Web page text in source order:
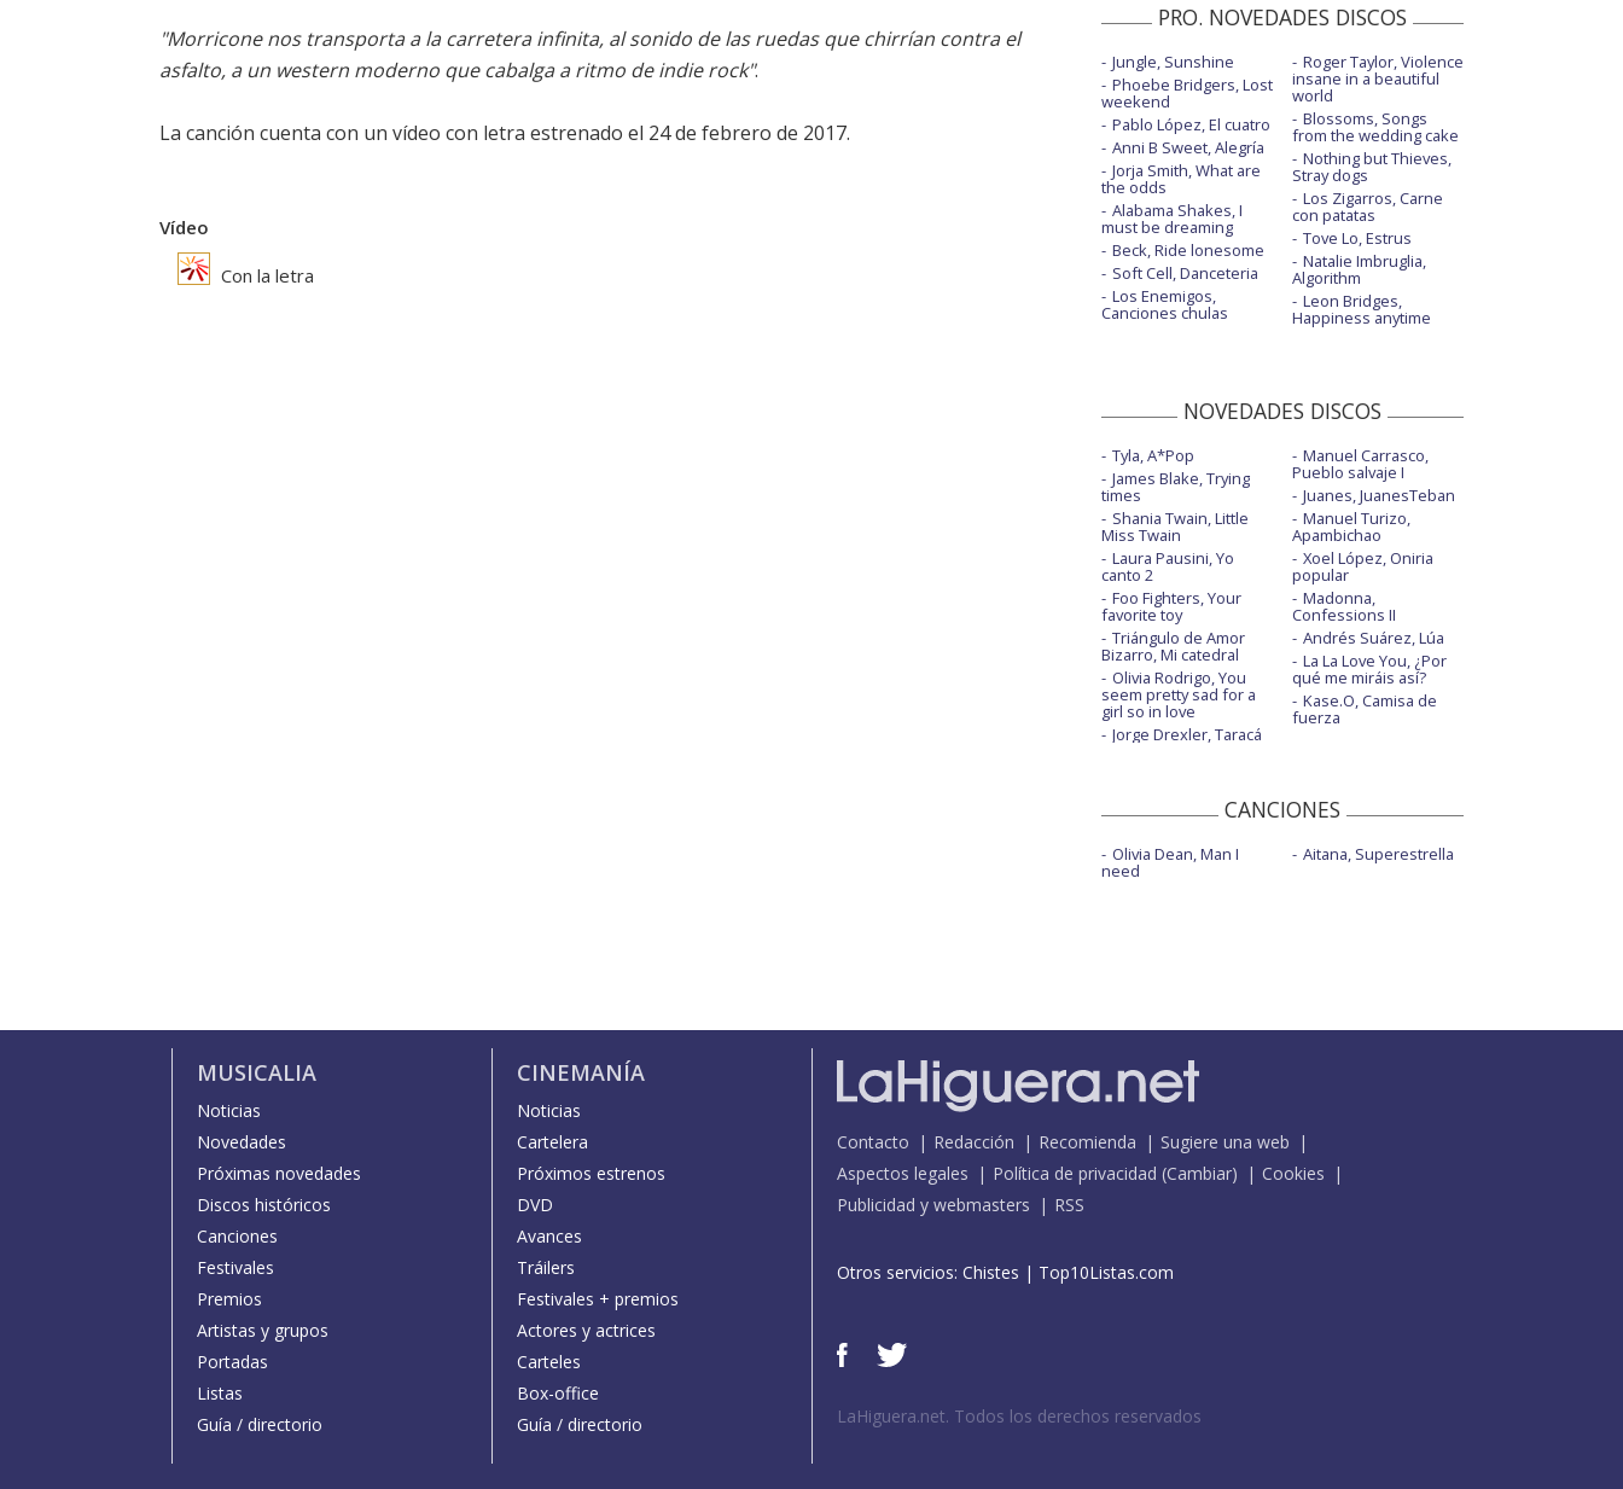
"Morricone nos transporta a la carretera infinita, al sonido de las ruedas que chirrían contra el
asfalto, a un western moderno que cabalga a ritmo de indie rock".
La canción cuenta con un vídeo con letra estrenado el 24 de febrero de 2017.
Vídeo
Con la letra
PRO. NOVEDADES DISCOS
Jungle, Sunshine
Phoebe Bridgers, Lost
weekend
Pablo López, El cuatro
Anni B Sweet, Alegría
Jorja Smith, What are
the odds
Alabama Shakes, I
must be dreaming
Beck, Ride lonesome
Soft Cell, Danceteria
Los Enemigos,
Canciones chulas
Roger Taylor, Violence
insane in a beautiful
world
Blossoms, Songs
from the wedding cake
Nothing but Thieves,
Stray dogs
Los Zigarros, Carne
con patatas
Tove Lo, Estrus
Natalie Imbruglia,
Algorithm
Leon Bridges,
Happiness anytime
NOVEDADES DISCOS
Tyla, A*Pop
James Blake, Trying
times
Shania Twain, Little
Miss Twain
Laura Pausini, Yo
canto 2
Foo Fighters, Your
favorite toy
Triángulo de Amor
Bizarro, Mi catedral
Olivia Rodrigo, You
seem pretty sad for a
girl so in love
Jorge Drexler, Taracá
Manuel Carrasco,
Pueblo salvaje I
Juanes, JuanesTeban
Manuel Turizo,
Apambichao
Xoel López, Oniria
popular
Madonna,
Confessions II
Andrés Suárez, Lúa
La La Love You, ¿Por
qué me miráis así?
Kase.O, Camisa de
fuerza
CANCIONES
Olivia Dean, Man I
need
Aitana, Superestrella
MUSICALIA
Noticias
Novedades
Próximas novedades
Discos históricos
Canciones
Festivales
Premios
Artistas y grupos
Portadas
Listas
Guía / directorio
CINEMANÍA
Noticias
Cartelera
Próximos estrenos
DVD
Avances
Tráilers
Festivales + premios
Actores y actrices
Carteles
Box-office
Guía / directorio
Contacto Redacción Recomienda
Sugiere una web
Aspectos legales
Política de privacidad (Cambiar)
Cookies
Publicidad y webmasters
RSS
Otros servicios: Chistes | Top10Listas.com
LaHiguera.net. Todos los derechos reservados